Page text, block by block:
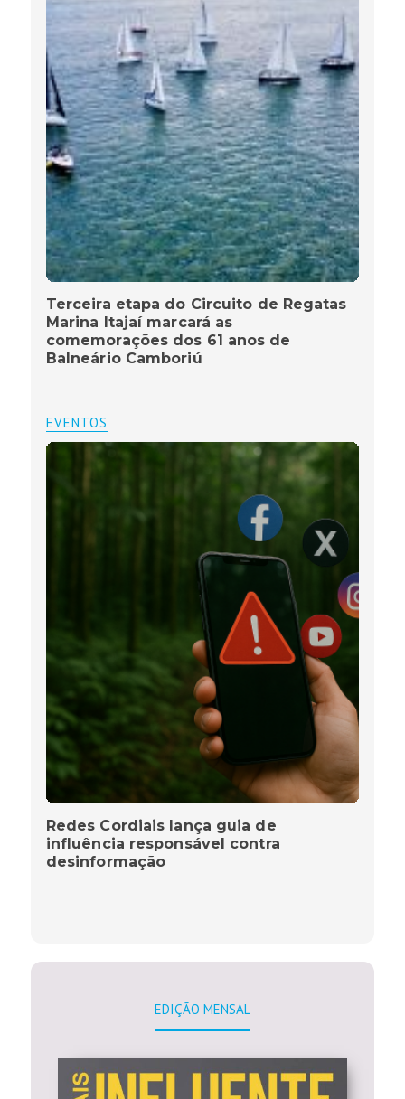
Terceira etapa do Circuito de Regatas
Marina Itajaí marcará as
comemorações dos 61 anos de
Balneário Camboriú
EVENTOS
Redes Cordiais lança guia de
influência responsável contra
desinformação
EDIÇÃO MENSAL